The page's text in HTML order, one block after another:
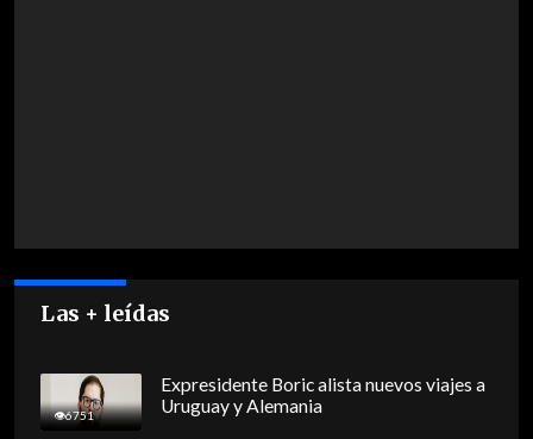
Las + leídas
6751
Expresidente Boric alista nuevos viajes a
Uruguay y Alemania